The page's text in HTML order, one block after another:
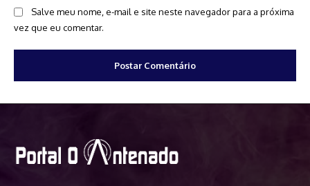
Salve meu nome, e-mail e site neste navegador para a próxima
vez que eu comentar.